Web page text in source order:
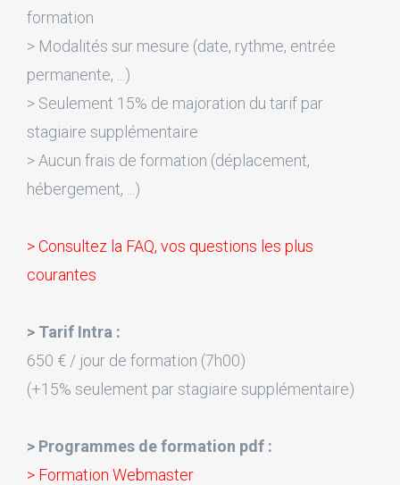
formation
> Modalités sur mesure (date, rythme, entrée
permanente, ...)
> Seulement 15% de majoration du tarif par
stagiaire supplémentaire
> Aucun frais de formation (déplacement,
hébergement, ...)
> Consultez la FAQ, vos questions les plus
courantes
> Tarif Intra :
650 € / jour de formation (7h00)
(+15% seulement par stagiaire supplémentaire)
> Programmes de formation pdf :
> Formation Webmaster